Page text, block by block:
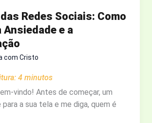
Redes Sociais: Como
Ansiedade e a
com Cristo
4 minutos
vindo! Antes de começar, um
a sua tela e me diga, quem é